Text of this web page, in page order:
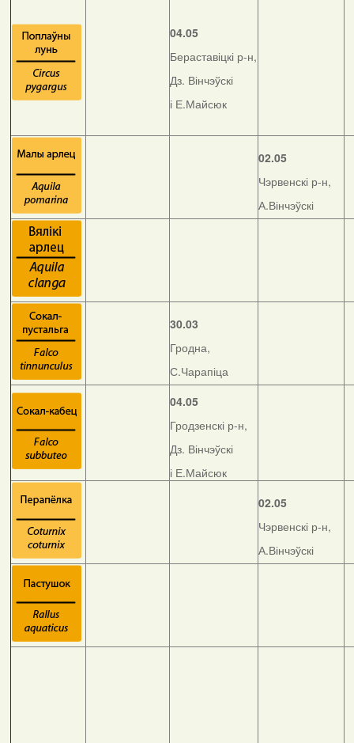
04.05
Бераставіцкі р-н,
Дз. Вінчэўскі
і Е.Майсюк
02.05
Чэрвенскі р-н,
А.Вінчэўскі
30.03
Гродна,
С.Чарапіца
04.05
Гродзенскі р-н,
Дз. Вінчэўскі
і Е.Майсюк
02.05
Чэрвенскі р-н,
А.Вінчэўскі